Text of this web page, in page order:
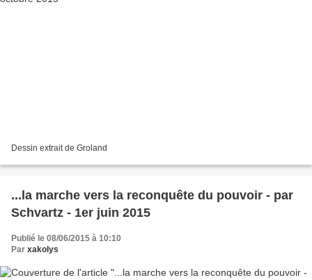
Dessin extrait de Groland
...la marche vers la reconquête du pouvoir - par
Schvartz - 1er juin 2015
Publié le 08/06/2015 à 10:10
Par xakolys